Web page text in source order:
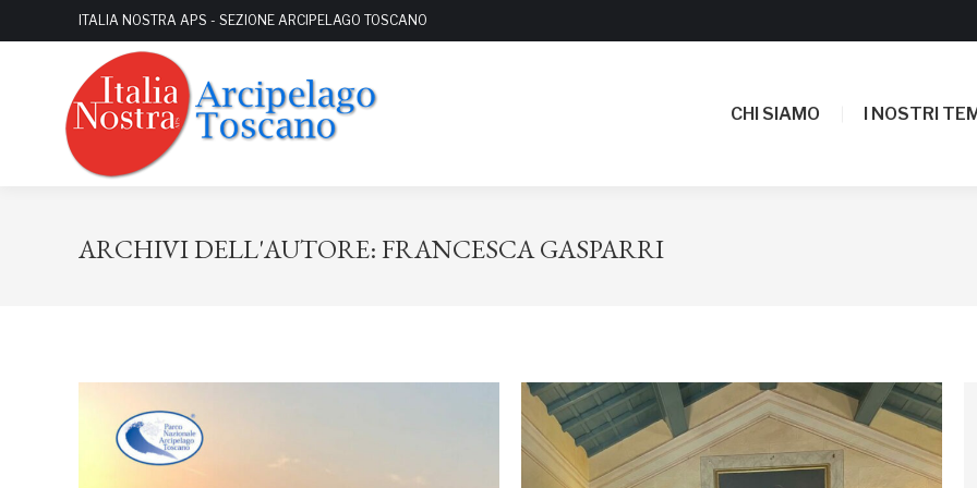
ITALIA NOSTRA APS - SEZIONE ARCIPELAGO TOSCANO
CHI SIAMO I NOSTRI
ARCHIVI DELL'AUTORE:FRANCESCA GASPARRI